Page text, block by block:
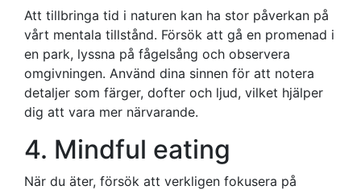
Att tillbringa tid i naturen kan ha stor påverkan på
vårt mentala tillstånd. Försök att gå en promenad i
en park, lyssna på fågelsång och observera
omgivningen. Använd dina sinnen för att notera
detaljer som färger, dofter och ljud, vilket hjälper
dig att vara mer närvarande.
4. Mindful eating
När du äter, försök att verkligen fokusera på